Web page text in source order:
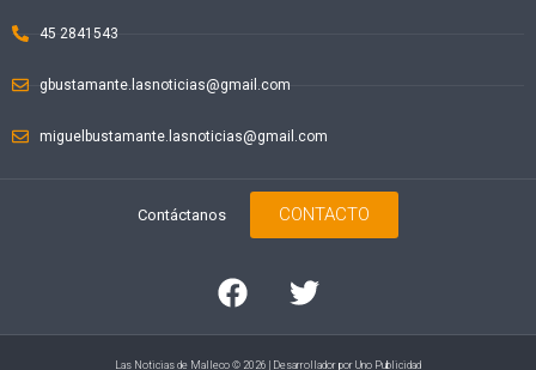
45 2841543
gbustamante.lasnoticias@gmail.com
miguelbustamante.lasnoticias@gmail.com
Contáctanos CONTACTO
Las Noticias de Malleco © 2026 | Desarrollador por Uno Publicidad